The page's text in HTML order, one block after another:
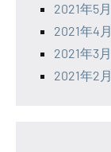
2021年5月
2021年4月
2021年3月
2021年2月